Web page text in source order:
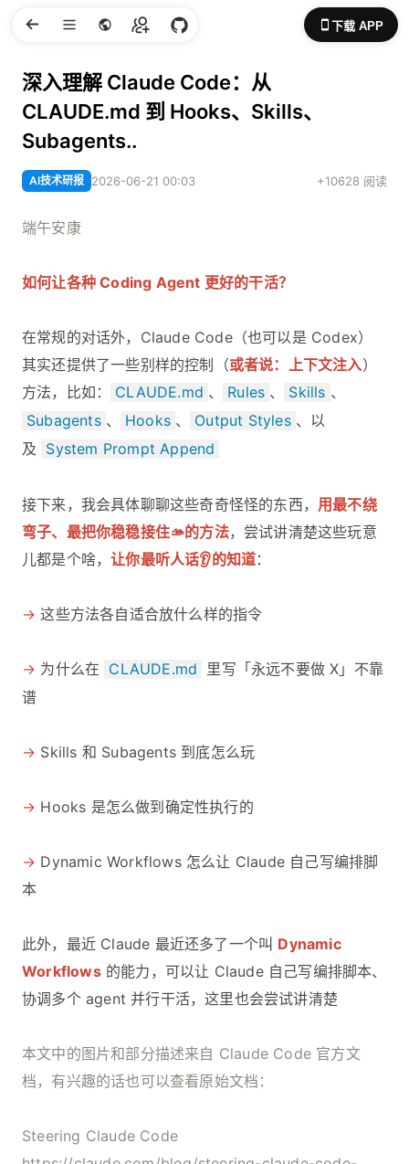
下载 APP
深入理解 Claude Code：从
CLAUDE.md 到 Hooks、Skills、
Subagents..
AI技术研报 2026-06-21 00:03 +10628 阅读
端午安康
如何让各种 Coding Agent 更好的干活？
在常规的对话外，Claude Code（也可以是 Codex）
其实还提供了一些别样的控制（或者说：上下文注入）
方法，比如：
CLAUDE.md 、 Rules 、 Skills 、
Subagents 、 Hooks 、 Output Styles 、以
及 System Prompt Append
接下来，我会具体聊聊这些奇奇怪怪的东西， 用最不绕
弯子、最把你稳稳接住🫴的方法，尝试讲清楚这些玩意
儿都是个啥，让你最听人话👂的知道：
→ 这些方法各自适合放什么样的指令
→ 为什么在 CLAUDE.md
里写「永远不要做 X」不靠
谱
→ Skills 和 Subagents 到底怎么玩
→ Hooks 是怎么做到确定性执行的
→ Dynamic Workflows 怎么让 Claude 自己写编排脚
本
此外，最近 Claude 最近还多了一个叫 Dynamic
Workflows的能力，可以让 Claude 自己写编排脚本、
协调多个 agent 并行干活，这里也会尝试讲清楚
本文中的图片和部分描述来自 Claude Code 官方文
档，有兴趣的话也可以查看原始文档：
Steering Claude Code